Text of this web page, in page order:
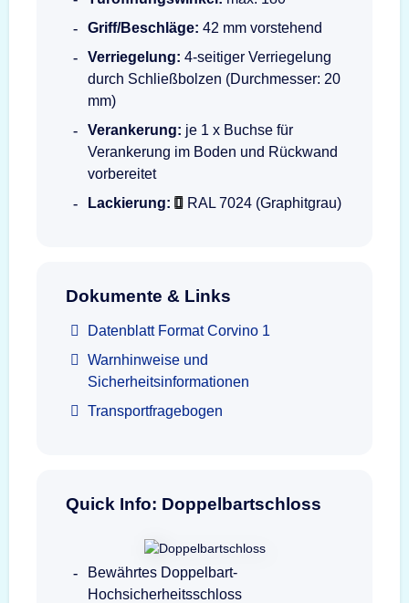
Griff/Beschläge: 42 mm vorstehend
Verriegelung: 4-seitiger Verriegelung
durch Schließbolzen (Durchmesser: 20
mm)
Verankerung: je 1 x Buchse für
Verankerung im Boden und Rückwand
vorbereitet
Lackierung:
RAL 7024 (Graphitgrau)
Dokumente & Links
Datenblatt Format Corvino 1
Warnhinweise und
Sicherheitsinformationen
Transportfragebogen
Quick Info: Doppelbartschloss
Bewährtes Doppelbart-
Hochsicherheitsschloss